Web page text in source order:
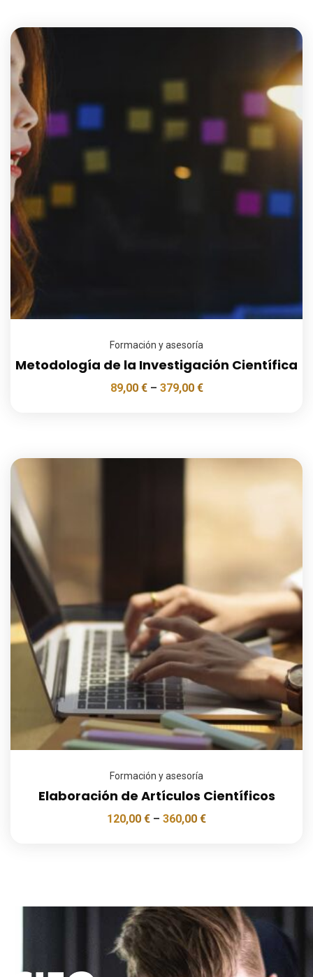
Formación y asesoría
Metodología de la Investigación Científica
89,00 €– 379,00 €
Formación y asesoría
Elaboración de Artículos Científicos
120,00 € – 360,00 €